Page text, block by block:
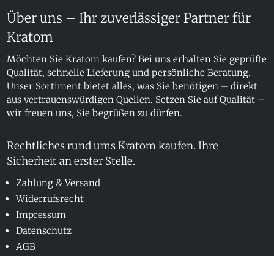
Über uns – Ihr zuverlässiger Partner für
Kratom
Möchten Sie Kratom kaufen? Bei uns erhalten Sie geprüfte
Qualität, schnelle Lieferung und persönliche Beratung.
Unser Sortiment bietet alles, was Sie benötigen – direkt
aus vertrauenswürdigen Quellen. Setzen Sie auf Qualität –
wir freuen uns, Sie begrüßen zu dürfen.
Rechtliches rund ums Kratom kaufen. Ihre
Sicherheit an erster Stelle.
Zahlung & Versand
Widerrufsrecht
Impressum
Datenschutz
AGB